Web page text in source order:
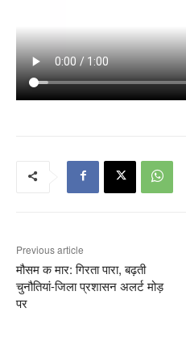
Previous article
मौसम क मार: गिरता पारा, बढ़ती
चुनौतियां-जिला प्रशासन अलर्ट मोड़
पर